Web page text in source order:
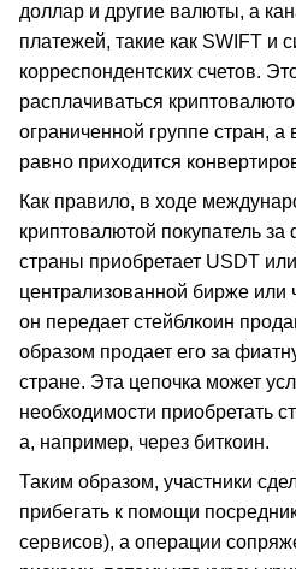
доллар и другие валюты, а
платежей, такие как SWIFT и
корреспондентских счетов.
расплачиваться
ограниченной группе стран, а
равно приходится
Как правило, в ходе
криптовалютой покупатель
страны приобретает USDT
централизованной бирже или
он передает стейблкоин
образом продает его за
стране. Эта цепочка может
необходимости приобретать
а, например, через биткоин.
Таким образом, участники
прибегать к помощи
сервисов), а операции